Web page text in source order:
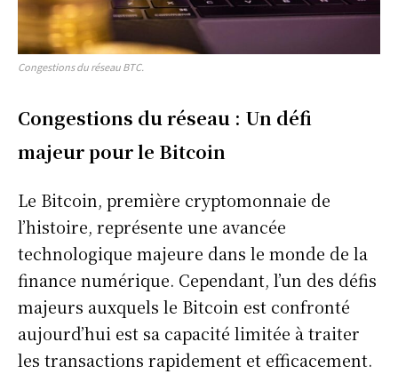
Congestions du réseau BTC.
Congestions du réseau : Un défi
majeur pour le Bitcoin
Le Bitcoin, première cryptomonnaie de
l’histoire, représente une avancée
technologique majeure dans le monde de la
finance numérique. Cependant, l’un des défis
majeurs auxquels le Bitcoin est confronté
aujourd’hui est sa capacité limitée à traiter
les transactions rapidement et efficacement.